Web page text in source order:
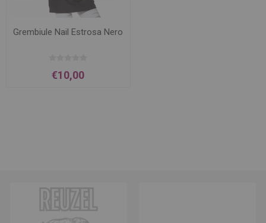
Grembiule Nail Estrosa Nero
€10,00